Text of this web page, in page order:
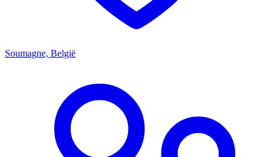
Soumagne, België